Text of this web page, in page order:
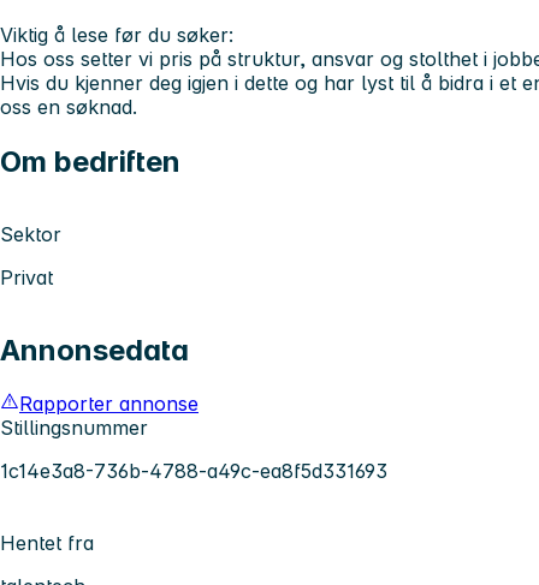
Viktig å lese før du søker:
Hos oss setter vi pris på struktur, ansvar og stolthet i
Hvis du kjenner deg igjen i dette og har lyst til å bidra i et
oss en søknad.
Om bedriften
Sektor
Privat
Annonsedata
Rapporter annonse
Stillingsnummer
1c14e3a8-736b-4788-a49c-ea8f5d331693
Hentet fra